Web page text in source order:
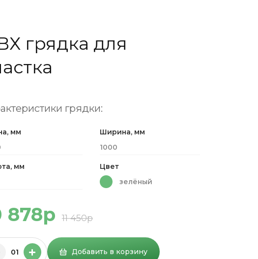
грядка для
грядки:
мм
Ширина, мм
1000
мм
Цвет
зелёный
878р 11 450р
01 Добавить в корзину